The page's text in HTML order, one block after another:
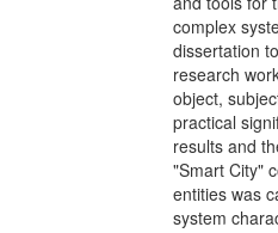
complex
dissertation
research
object,
practical
results and
"Smart City"
entities was
system